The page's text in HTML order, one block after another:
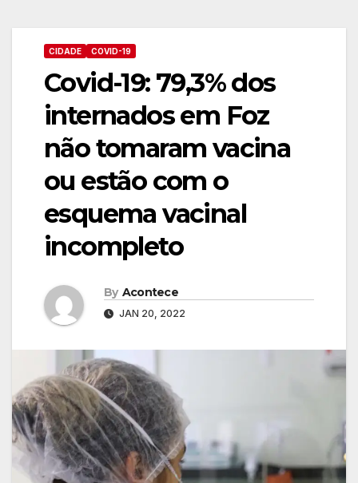
CIDADE COVID-19
Covid-19: 79,3% dos
internados em Foz
não tomaram vacina
ou estão com o
esquema vacinal
incompleto
By Acontece
JAN 20, 2022